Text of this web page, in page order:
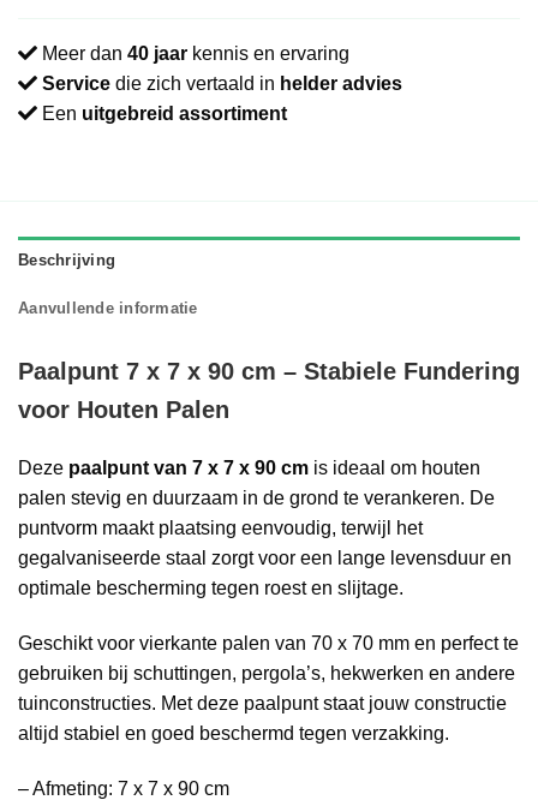
Meer dan 40 jaar kennis en ervaring
Service die zich vertaald in helder advies
Een uitgebreid assortiment
Beschrijving
Aanvullende informatie
Paalpunt 7 x 7 x 90 cm – Stabiele Fundering
voor Houten Palen
Deze paalpunt van 7 x 7 x 90 cm is ideaal om houten
palen stevig en duurzaam in de grond te verankeren. De
puntvorm maakt plaatsing eenvoudig, terwijl het
gegalvaniseerde staal zorgt voor een lange levensduur en
optimale bescherming tegen roest en slijtage.
Geschikt voor vierkante palen van 70 x 70 mm en perfect te
gebruiken bij schuttingen, pergola’s, hekwerken en andere
tuinconstructies. Met deze paalpunt staat jouw constructie
altijd stabiel en goed beschermd tegen verzakking.
– Afmeting: 7 x 7 x 90 cm